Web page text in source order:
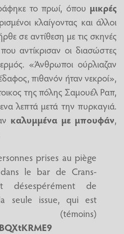
το πρωί, όπου μικρές
κλαίγοντας και άλλοι
σε αντίθεση με τις σκηνές
αντίκρισαν οι διασώστες
«Άνθρωποι ούρλιαζαν
πιθανόν ήταν νεκροί»,
της πόλης Σαμουέλ Ραπ,
λεπτά μετά την πυρκαγιά.
καλυμμένα με μπουφάν,
prises au piège
le bar de Crans-
désespérément de
seule issue, qui est
(témoins)